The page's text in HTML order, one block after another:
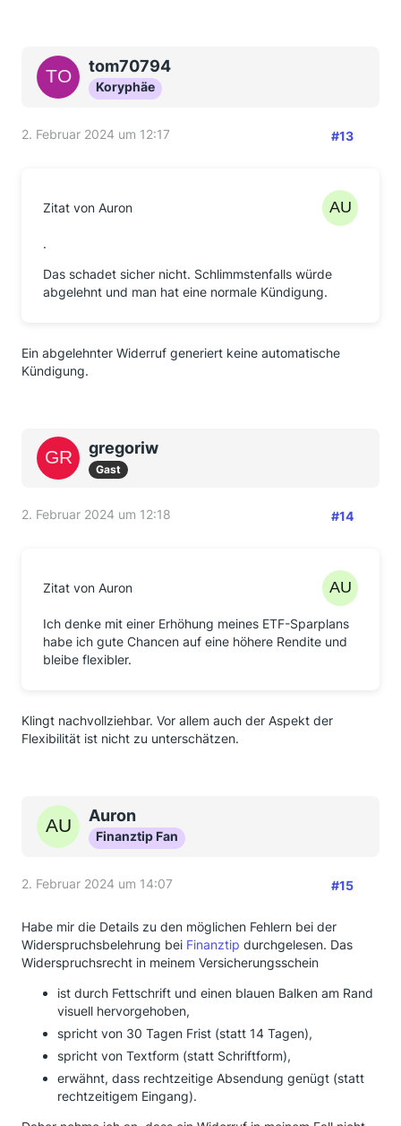
tom70794
Koryphäe
2. Februar 2024 um 12:17 #13
Zitat von Auron
.
Das schadet sicher nicht. Schlimmstenfalls würde
abgelehnt und man hat eine normale Kündigung.
Ein abgelehnter Widerruf generiert keine automatische
Kündigung.
gregoriw
Gast
2. Februar 2024 um 12:18 #14
Zitat von Auron
Ich denke mit einer Erhöhung meines ETF-Sparplans
habe ich gute Chancen auf eine höhere Rendite und
bleibe flexibler.
Klingt nachvollziehbar. Vor allem auch der Aspekt der
Flexibilität ist nicht zu unterschätzen.
Auron
Finanztip Fan
2. Februar 2024 um 14:07 #15
Habe mir die Details zu den möglichen Fehlern bei der
Widerspruchsbelehrung bei Finanztip durchgelesen. Das
Widerspruchsrecht in meinem Versicherungsschein
ist durch Fettschrift und einen blauen Balken am Rand
visuell hervorgehoben,
spricht von 30 Tagen Frist (statt 14 Tagen),
spricht von Textform (statt Schriftform),
erwähnt, dass rechtzeitige Absendung genügt (statt
rechtzeitigem Eingang).